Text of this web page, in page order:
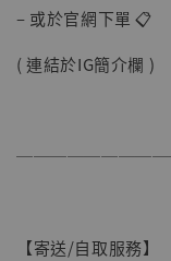
NT$ 4,980
– 或於官網下單 📋
( 連結於IG簡介欄 )
【寄送/自取服務】